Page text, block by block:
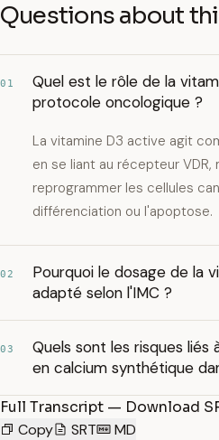
Questions about
01
Quel est le rôle de la
protocole oncologique ?
La vitamine D3 active agit
en se liant au récepteur
reprogrammer les cellules
différenciation ou l'apoptose.
02
Pourquoi le dosage de la
adapté selon l'IMC ?
03
Quels sont les risques liés
en calcium synthétique
Full Transcript — Download
Copy
SRT MD